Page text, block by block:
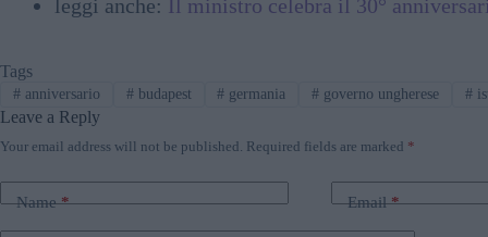
leggi anche: Il ministro celebra il 30°
Tags
#anniversario #budapest # germania # governo ungherese #
Leave a Reply
Your email address will not be published. Required fields are marked *
Name* Email*